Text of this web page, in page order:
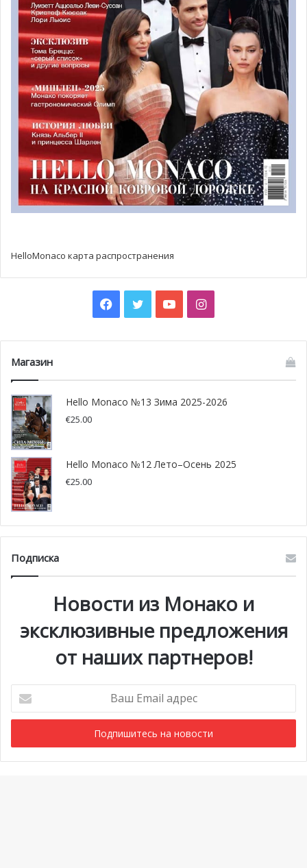
Публику ждёт богатая, разноплановая программа — от
современной драматургии и гибридных форм до вечной
классики и молодых авторов — всё в фирменном стиле
Антеи Соньо, с её чувством истории и театрального
повествования.
За пределами сцены: пространство
обучения и творчества
Театр Муз — это гораздо больше, чем просто сцена.
Это живое, дышащее пространство творчества.
В течение года здесь проходят курсы актёрского
взрослых — формируя новое поколение артистов.
Само здание театра имеет поэтичную историю: когда-то
здесь была пекарня, любовно превращённая в театр —
Примечательно, что театр существует полностью на
частные средства, без постоянного государственного
финансирования — подлинное доказательство
преданности его директора и команды.
Контакты
www.letheatredesmuses.com
Телефон: +377 97 98 10 93
Email:reservations@theatredesmuses.com
HelloMonaco карта распространения
Facebook
TwitterYouTubeInstagram
Магазин
Hello Monaco №13 Зима 2025-2026
€25.00
Hello Monaco №12 Лето–Осень 2025
€25.00
Подписка
Новости из Монако и
эксклюзивные предложения
от наших партнеров!
Email
адрес